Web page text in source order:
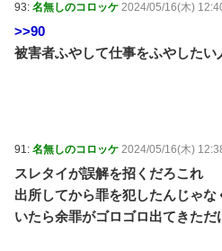
93: 名無しのコロッケ 2024/05/16(木)
>>90
被害者ふやして仕事をふやしたい
91: 名無しのコロッケ 2024/05/16(木)
スレタイが誤解を招くだろこれ
出所してから罪を犯したんじゃ
いたら余罪がゴロゴロ出てきただ